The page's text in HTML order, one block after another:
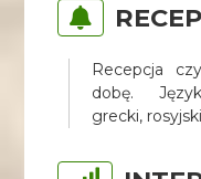
Recepcja
dobę.
grecki,